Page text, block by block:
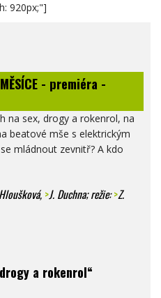
920px;"]
- premiéra -
na sex, drogy a rokenrol, na
beatové mše s elektrickým
mládnout zevnitř? A kdo
, >J. Duchna; režie:>Z.
a rokenrol“